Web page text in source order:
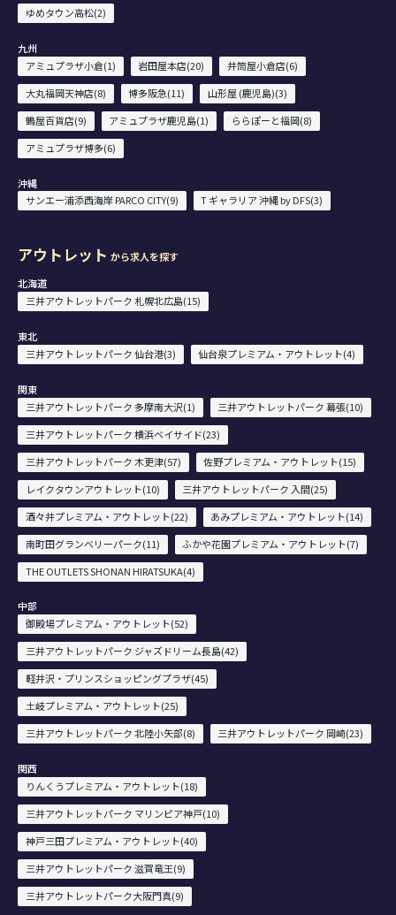
ゆめタウン高松(2)
九州
アミュプラザ小倉(1)
岩田屋本店(20)
井筒屋小倉店(6)
大丸福岡天神店(8)
博多阪急(11)
山形屋 (鹿児島)(3)
鶴屋百貨店(9)
アミュプラザ鹿児島(1)
ららぽーと福岡(8)
アミュプラザ博多(6)
沖縄
サンエー浦添西海岸 PARCO CITY(9)
T ギャラリア 沖縄 by DFS(3)
アウトレット から求人を探す
北海道
三井アウトレットパーク 札幌北広島(15)
東北
三井アウトレットパーク 仙台港(3)
仙台泉プレミアム・アウトレット(4)
関東
三井アウトレットパーク 多摩南大沢(1)
三井アウトレットパーク 幕張(10)
三井アウトレットパーク 横浜ベイサイド(23)
三井アウトレットパーク 木更津(57)
佐野プレミアム・アウトレット(15)
レイクタウンアウトレット(10)
三井アウトレットパーク 入間(25)
酒々井プレミアム・アウトレット(22)
あみプレミアム・アウトレット(14)
南町田グランベリーパーク(11)
ふかや花園プレミアム・アウトレット(7)
THE OUTLETS SHONAN HIRATSUKA(4)
中部
御殿場プレミアム・アウトレット(52)
三井アウトレットパーク ジャズドリーム長島(42)
軽井沢・プリンスショッピングプラザ(45)
土岐プレミアム・アウトレット(25)
三井アウトレットパーク 北陸小矢部(8)
三井アウトレットパーク 岡崎(23)
関西
りんくうプレミアム・アウトレット(18)
三井アウトレットパーク マリンピア神戸(10)
神戸三田プレミアム・アウトレット(40)
三井アウトレットパーク 滋賀竜王(9)
三井アウトレットパーク大阪門真(9)